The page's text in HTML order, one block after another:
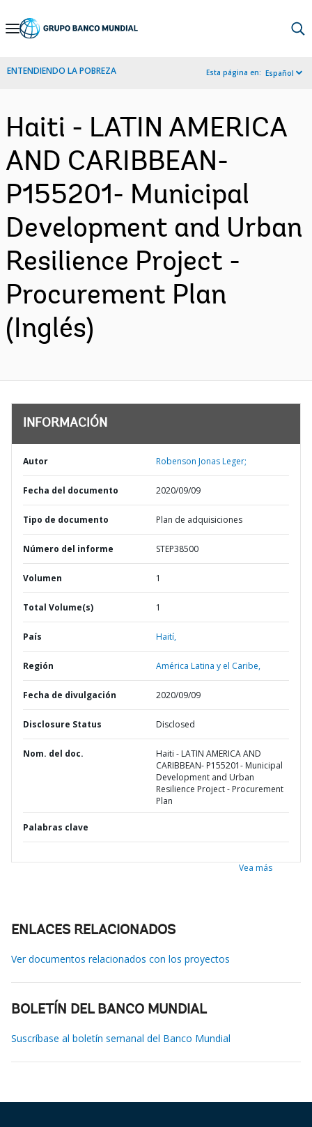
Skip
Navigation
ENTENDIENDO LA POBREZA Esta página en: Español
Haiti - LATIN AMERICA
AND CARIBBEAN-
P155201- Municipal
Development and Urban
Resilience Project -
Procurement Plan
(Inglés)
INFORMACIÓN
Autor Robenson Jonas Leger;
Fecha del documento 2020/09/09
Tipo de documento Plan de adquisiciones
Número del informe STEP38500
Volumen 1
Total Volume(s) 1
País Haití,
Región América Latina y el Caribe,
Fecha de divulgación 2020/09/09
Disclosure Status Disclosed
Nom. del doc.
Haiti - LATIN AMERICA AND
CARIBBEAN- P155201- Municipal
Development and Urban
Resilience Project - Procurement
Plan
Palabras clave
Vea más
ENLACES RELACIONADOS
Ver documentos relacionados con los proyectos
BOLETÍN DEL BANCO MUNDIAL
Suscríbase al boletín semanal del Banco Mundial